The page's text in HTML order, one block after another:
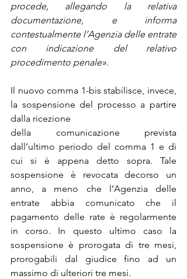
procede, allegando la relativa
documentazione, e informa
contestualmente l’Agenzia delle entrate
con indicazione del relativo
procedimento penale».
Il nuovo comma 1-bis stabilisce, invece,
la sospensione del processo a partire
dalla ricezione
della comunicazione prevista
dall’ultimo periodo del comma 1 e di
cui si è appena detto sopra. Tale
sospensione è revocata decorso un
anno, a meno che l’Agenzia delle
entrate abbia comunicato che il
pagamento delle rate è regolarmente
in corso. In questo ultimo caso la
sospensione è prorogata di tre mesi,
prorogabili dal giudice fino ad un
massimo di ulteriori tre mesi.